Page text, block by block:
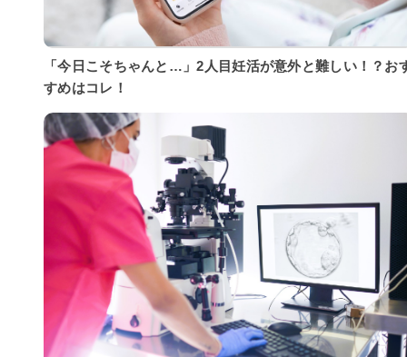
「今日こそちゃんと…」2人目妊活が意外と難しい！？お
すめはコレ！